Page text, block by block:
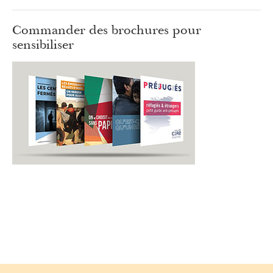
Commander des brochures pour
sensibiliser